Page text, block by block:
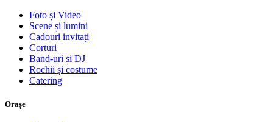
Foto și Video
Scene și lumini
Cadouri invitați
Corturi
Band-uri și DJ
Rochii și costume
Catering
Orașe